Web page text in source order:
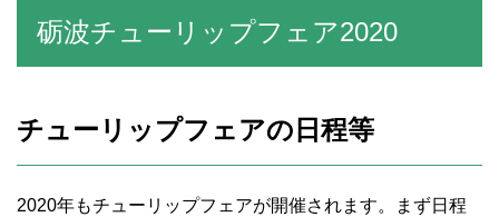
砺波チューリップフェア2020
チューリップフェアの日程等
2020年もチューリップフェアが開催されます。まず日程